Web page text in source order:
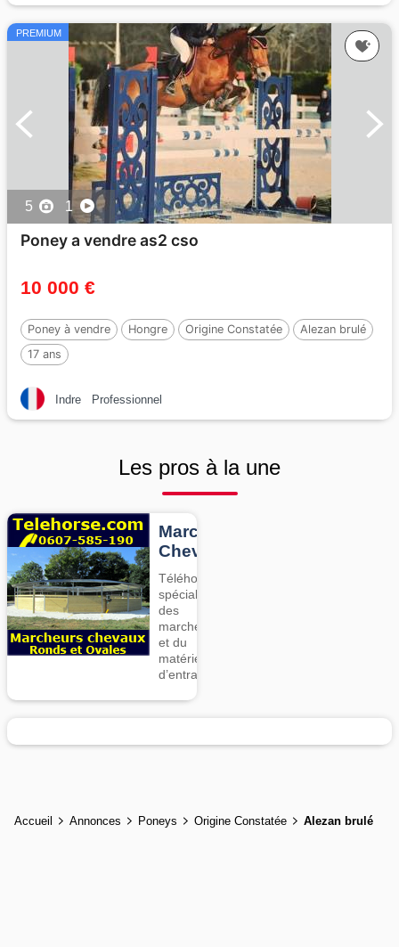
PREMIUM
5 1
Poney a vendre as2 cso
10 000 €
Poney à vendre Hongre Origine Constatée
Alezan brulé
17 ans
Indre Professionnel
Les pros à la une
Marcheurs
Chevaux
Téléhorse,
spécialiste
des
marcheurs
et du
matériel
d’entrainement
Accueil Annonces Poneys Origine Constatée Alezan brulé